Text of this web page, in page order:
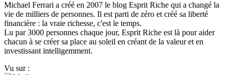
Michael Ferrari a créé en 2007 le blog Esprit Riche qui a changé la
vie de milliers de personnes. Il est parti de zéro et créé sa liberté
financière : la vraie richesse, c'est le temps.
Lu par 3000 personnes chaque jour, Esprit Riche est là pour aider
chacun à se créer sa place au soleil en créant de la valeur et en
investissant intelligemment.
Vu sur :